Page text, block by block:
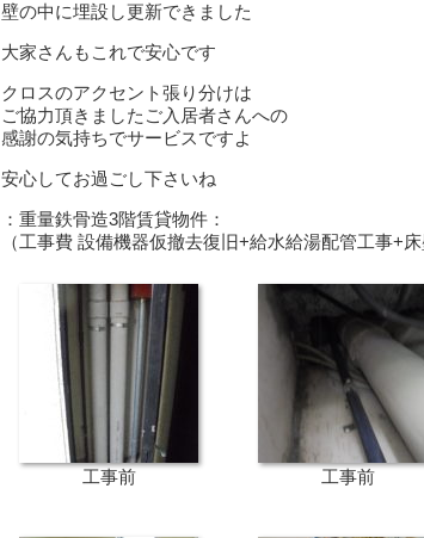
壁の中に埋設し更新できました
大家さんもこれで安心です
クロスのアクセント張り分けは
ご協力頂きましたご入居者さんへの
感謝の気持ちでサービスですよ
安心してお過ごし下さいね
：重量鉄骨造3階賃貸物件：
（工事費 設備機器仮撤去復旧+給水給湯配管工事+
工事前 工事前